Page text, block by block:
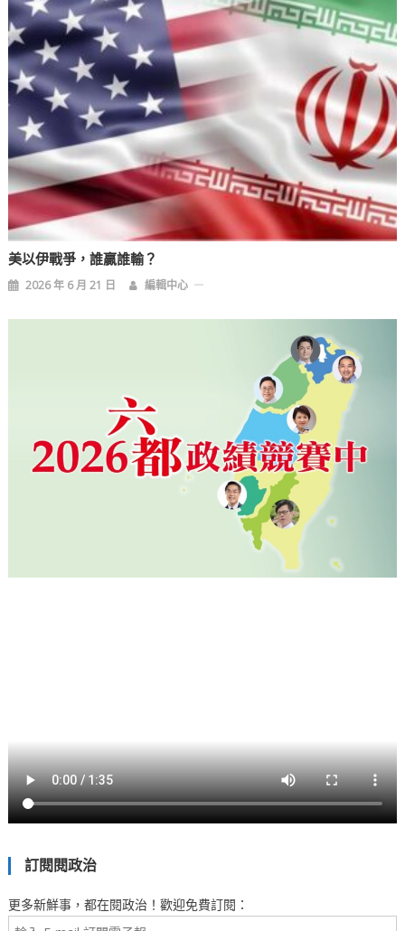
美以伊戰爭，誰贏誰輸？
2026 年 6 月 21 日 編輯中心
訂閱閱政治
更多新鮮事，都在閱政治！歡迎免費訂閱：